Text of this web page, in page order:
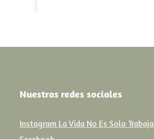
Nuestras redes sociales
Instagram La Vida No Es Solo